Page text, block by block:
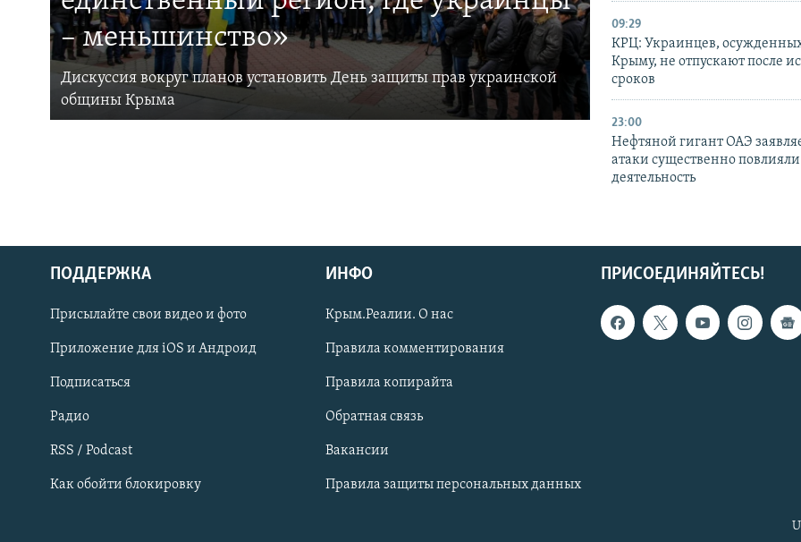
Українською
Qırımtatar
ПРИСОЕДИНЯЙТЕСЬ!
– меньшинство»
Дискуссия вокруг планов установить День защиты прав украинской
общины Крыма
09:29
КРЦ: Украинцев,
Крыму, не отпускают после
сроков
23:00
Нефтяной гигант ОАЭ
атаки существенно повлияли
деятельность
ПРИСОЕДИНЯЙТЕСЬ!
ПОДДЕРЖКА
Присылайте свои видео и фото
Приложение для iOS и Андроид
Подписаться
Радио
RSS / Podcast
Как обойти блокировку
ИНФО
Крым.Реалии. О нас
Правила комментирования
Правила копирайта
Обратная связь
Вакансии
Правила защиты персональных данных